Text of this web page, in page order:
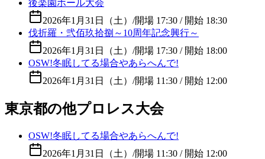
後楽園ホール大会
2026年1月31日（土） /開場 17:30 / 開始 18:30
伐折羅・弐佰玖拾捌～10周年記念興行～
2026年1月31日（土） /開場 17:30 / 開始 18:00
OSW!冬眠してる場合やあらへんで!
2026年1月31日（土） /開場 11:30 / 開始 12:00
東京都の他プロレス大会
OSW!冬眠してる場合やあらへんで!
2026年1月31日（土） /開場 11:30 / 開始 12:00